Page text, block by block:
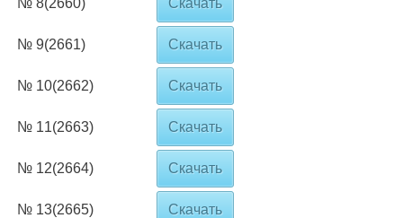
№ 8(2660) Скачать
№ 9(2661) Скачать
№ 10(2662) Скачать
№ 11(2663) Скачать
№ 12(2664) Скачать
№ 13(2665) Скачать